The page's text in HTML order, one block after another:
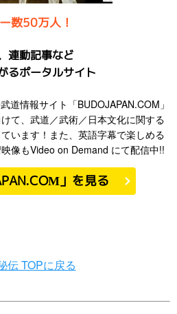
数50万人！
連動記事など
るポータルサイト
道情報サイト「BUDOJAPAN.COM」
て、武道／武術／日本文化に関する
います！また、英語字幕で楽しめる
像もVideo on Demand にて配信中!!
」を見る
伝 TOPに戻る